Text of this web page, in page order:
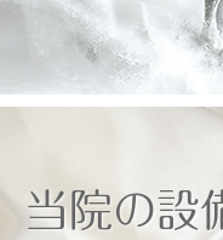
当院の設